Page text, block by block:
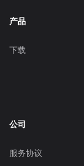
产品
下载
公司
服务协议